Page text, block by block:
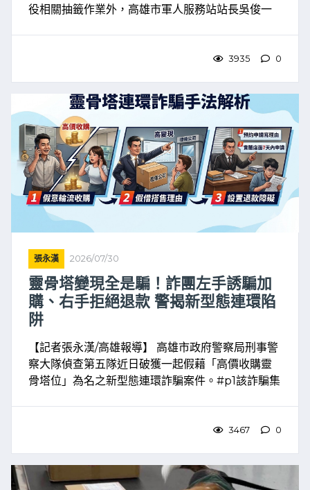
役相關抽籤作業外，高雄市軍人服務站站長吳俊一
3935 0
張永漢 2026/07/30
靈骨塔變現全是騙！詐團左手誘騙加
購、右手拒絕退款 警揭新型態連環陷
阱
【記者張永漢/高雄報導】 高雄市政府警察局刑事警
察大隊偵查第五隊近日破獲一起假藉「高價收購靈
骨塔位」為名之新型態連環詐騙案件。#p1該詐騙集
3467 0